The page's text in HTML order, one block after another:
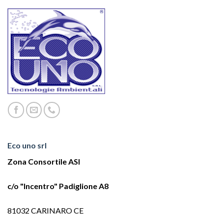
Eco uno srl
Zona Consortile ASI
c/o "Incentro" Padiglione A8
81032 CARINARO CE